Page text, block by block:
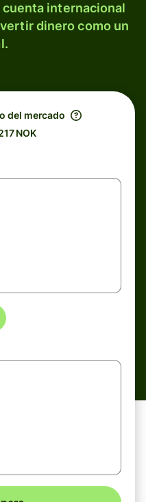
internacional
dinero como un
del mercado
NOK